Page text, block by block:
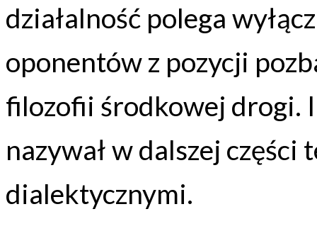
działalność polega
oponentów z pozycji
filozofii środkowej drogi.
nazywał w dalszej
dialektycznymi.